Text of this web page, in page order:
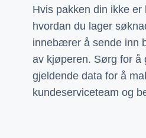
Hvis pakken din ikke
hvordan du lager
innebærer å sende inn
av kjøperen. Sørg for å
gjeldende data for å
kundeserviceteam og